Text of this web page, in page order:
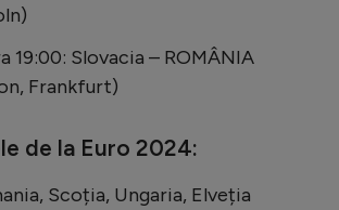
19:00: Slovacia – ROMÂNIA
Frankfurt)
de la Euro 2024:
Scoția, Ungaria, Elveția